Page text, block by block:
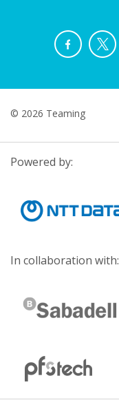
© 2026 Teaming
Powered by:
In collaboration with: